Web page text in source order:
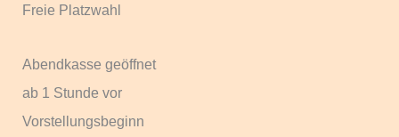
Freie Platzwahl
Abendkasse geöffnet
ab 1 Stunde vor
Vorstellungsbeginn